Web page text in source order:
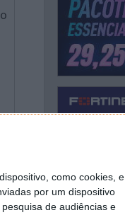
como cookies, e
por um dispositivo
de audiências e